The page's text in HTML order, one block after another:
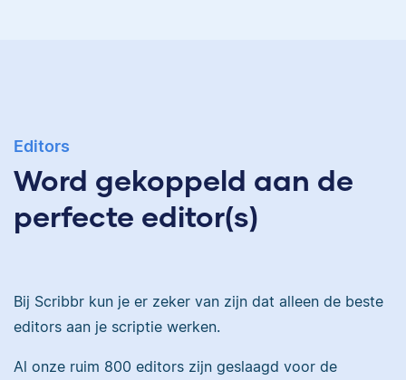
Editors
Word gekoppeld aan de
perfecte editor(s)
Bij Scribbr kun je er zeker van zijn dat alleen de beste
editors aan je scriptie werken.
Al onze ruim 800 editors zijn geslaagd voor de
Eva is journalist en
werkt als senior editor
bij Scribbr waar ze al
meer dan 2,5 miljoen
350 scripties
geredigeerd.